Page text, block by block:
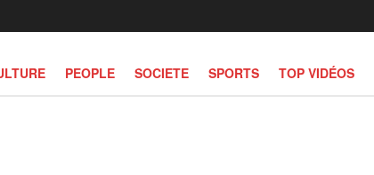
PEOPLE SOCIETE SPORTS TOP VIDÉOS